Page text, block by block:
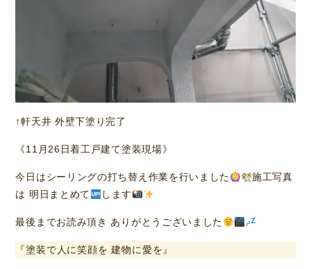
↑軒天井 外壁下塗り完了
《11月26日着工戸建て塗装現場》
今日はシーリングの打ち替え作業を行いました
施工写真
は 明日まとめて
します
最後までお読み頂き ありがとうございました
『塗装で人に笑顔を 建物に愛を』